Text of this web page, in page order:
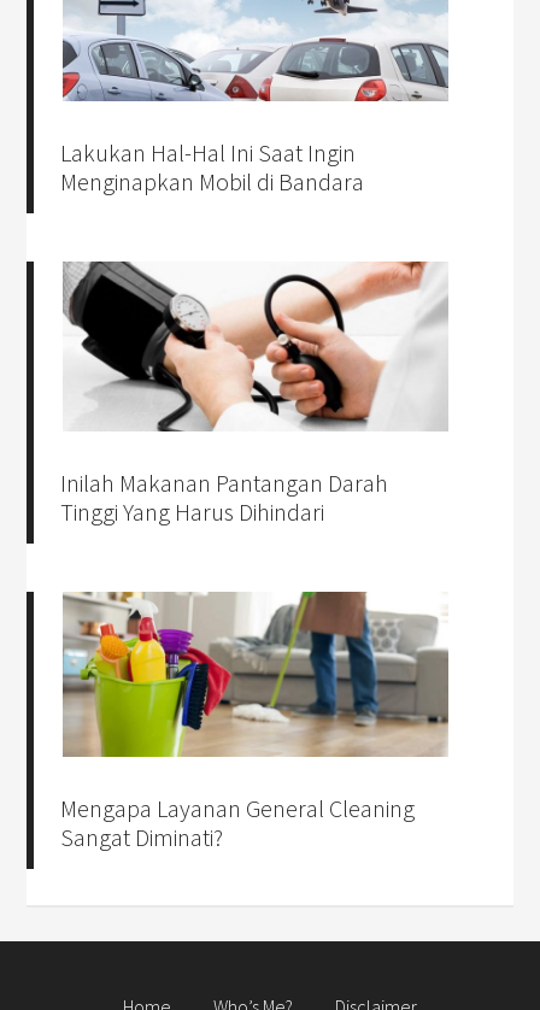
Lakukan Hal-Hal Ini Saat Ingin
Menginapkan Mobil di Bandara
Inilah Makanan Pantangan Darah
Tinggi Yang Harus Dihindari
Mengapa Layanan General Cleaning
Sangat Diminati?